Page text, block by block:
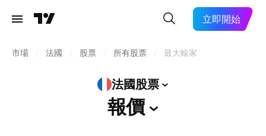
立即開始
市場 法國 股票 所有股票 最大輸家
法國股票
報價